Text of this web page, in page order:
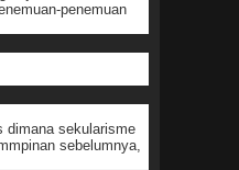
penemuan
dimana sekularisme
sebelumnya,